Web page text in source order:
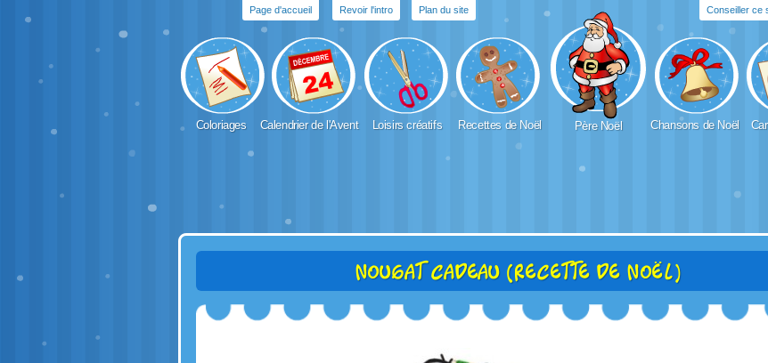
Page d'accueil Revoir l'intro Plan du site Conseiller ce
Coloriages Calendrier de l'Avent Loisirs créatifs Recettes de Noël Père Noël Chansons de Noël
Nougat cadeau (recette de noël)